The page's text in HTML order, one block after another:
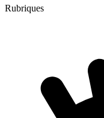
Rubriques